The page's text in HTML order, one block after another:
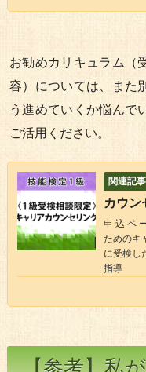
お勧めカリキュラム（
容）については、また
う進めていくか悩んで
ご活用ください。
カウン
申 込 ペ
ためのキ
に受検し
指導
【参考】私